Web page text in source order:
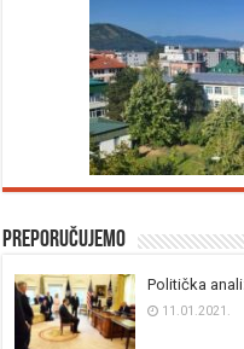
Preporučujemo
Politička
11.01.2021.